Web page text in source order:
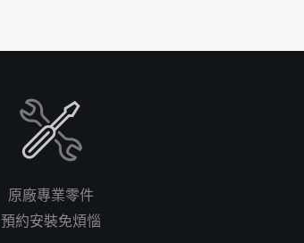
原廠專業零件
預約安裝免煩惱